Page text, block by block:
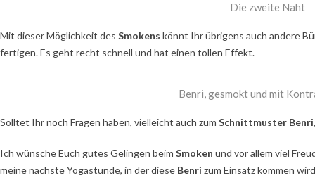
Die zweite Naht
Mit dieser Möglichkeit des Smokens könnt Ihr übrigens auch andere
fertigen. Es geht recht schnell und hat einen tollen Effekt.
Benri, gesmokt und mit
Solltet Ihr noch Fragen haben, vielleicht auch zum Schnittmuster Benri
Ich wünsche Euch gutes Gelingen beim Smoken und vor allem viel
meine nächste Yogastunde, in der diese Benri zum Einsatz kommen